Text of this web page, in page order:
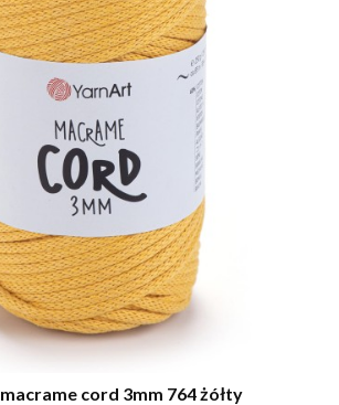
Sznurek YarnArt macrame cord 3mm 764 żółty